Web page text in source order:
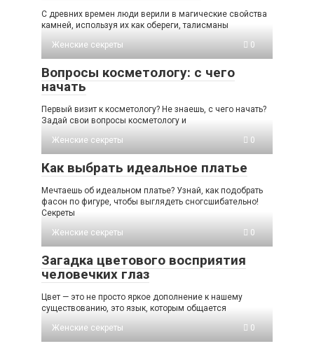
С древних времен люди верили в магические свойства
камней, используя их как обереги, талисманы
Женские секреты
0
Вопросы косметологу: с чего
начать
Первый визит к косметологу? Не знаешь, с чего начать?
Задай свои вопросы косметологу и
Женские секреты
0
Как выбрать идеальное платье
Мечтаешь об идеальном платье? Узнай, как подобрать
фасон по фигуре, чтобы выглядеть сногсшибательно!
Секреты
Женские секреты
0
Загадка цветового восприятия
человечких глаз
Цвет — это не просто яркое дополнение к нашему
существованию, это язык, которым общается
Женские секреты
0